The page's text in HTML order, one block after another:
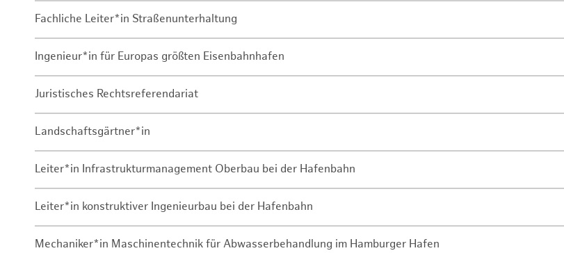
Fachliche Leiter*in Straßenunterhaltung
Ingenieur*in für Europas größten Eisenbahnhafen
Juristisches Rechtsreferendariat
Landschaftsgärtner*in
Leiter*in Infrastrukturmanagement Oberbau bei der Hafenbahn
Leiter*in konstruktiver Ingenieurbau bei der Hafenbahn
Mechaniker*in Maschinentechnik für Abwasserbehandlung im Hamburger Hafen